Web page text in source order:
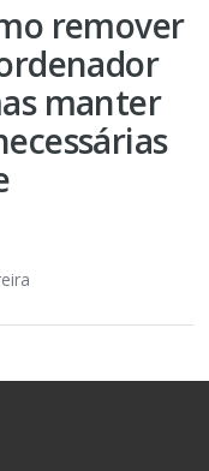
remover
manter